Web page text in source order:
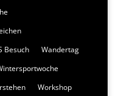
Besuch
Wandertag
Workshop